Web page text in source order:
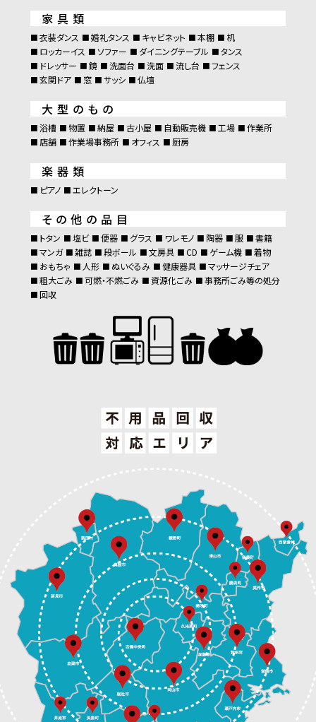
家具類
衣装ダンス 婚礼タンス キャビネット 本棚
机
ロッカーイス
ソファー ダイニングテーブル
タンス
ドレッサー
鏡 洗面台 洗面 流し台
フェンス
玄関ドア
窓 サッシ 仏壇
大型のもの
浴槽 物置 納屋 古小屋 自動販売機 工場
作業所
店舗
作業場事務所 オフィス 厨房
楽器類
ピアノ エレクトーン
その他の品目
トタン 塩ビ 便器 グラス ワレモノ 陶器 服
書籍
マンガ
雑誌 段ボール 文房具 CD ゲーム機
着物
おもちゃ
人形 ぬいぐるみ 健康器具
マッサージチェア
粗大ごみ
可燃・不燃ごみ 資源化ごみ
事務所ごみ等の処分
回収